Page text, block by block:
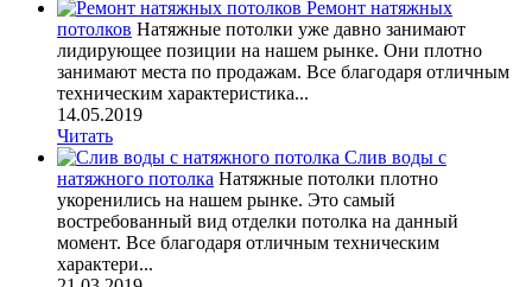
Ремонт натяжных
потолков Натяжные потолки уже давно занимают
лидирующее позиции на нашем рынке. Они плотно
занимают места по продажам. Все благодаря отличным
техническим характеристика...
14.05.2019
Читать
Слив воды с
натяжного потолка Натяжные потолки плотно
укоренились на нашем рынке. Это самый
востребованный вид отделки потолка на данный
момент. Все благодаря отличным техническим
характери...